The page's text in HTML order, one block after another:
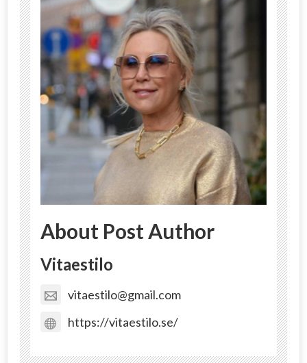
About Post Author
Vitaestilo
vitaestilo@gmail.com
https://vitaestilo.se/